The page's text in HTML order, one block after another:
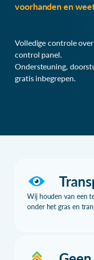
voorhanden en
Volledige controle
control panel.
Ondersteuning,
gratis inbegrepen.
Wij houden van een
onder het gras en